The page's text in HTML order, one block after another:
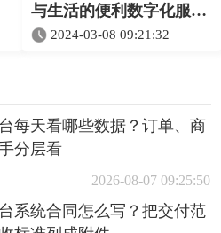
与生活的便利数字化服务
2024-03-08 09:21:32
每天看哪些数据？订单、商
分层看
2026-08-07 09:25:50
系统合同怎么写？把交付范